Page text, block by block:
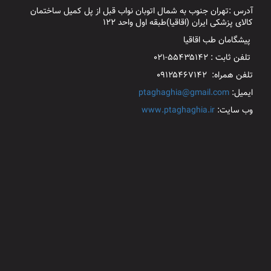
آدرس :تهران جنوب به شمال اتوبان نواب قبل از پل کمیل ساختمان
کالای پزشکی ایران (اقاقیا)طبقه اول واحد ۱۲۲
پیشگامان طب اقاقیا
تلفن ثابت : ۵۵۴۳۵۱۴۲-۰۲۱
تلفن همراه: ۰۹۱۲۵۴۶۷۱۴۲
ایمیل: ptaghaghia@gmail.com
وب سایت: www.ptaghaghia.ir